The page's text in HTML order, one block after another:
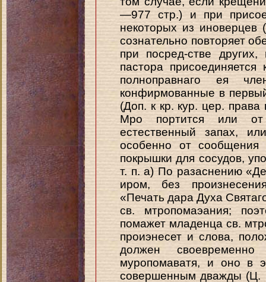
—977 стр.) и при
некоторых из
сознательно повторяет
при посред-стве
пастора
полноправнаго ея
конфирмованные в
(Доп. к кр. кур. цер.
Мро портится или от
естественный запах,
особенно от
покрышки для сосудов,
т. п. а) По разаснению
иром, без
«Печать дара Духа
св. мтропомаэания;
помажет младенца св.
проиэнесет и слова,
должен
муропомаватя, и оно в
совершенным дважды (Ц.